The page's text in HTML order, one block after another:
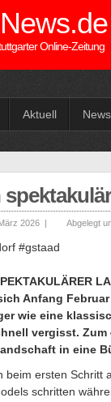
Online-Zeitung
Aktuell
2026 | Abgelegt
#gstaad
Anfang
wie eine
vergisst. Zum
in eine
beim ersten Schritt
schritten